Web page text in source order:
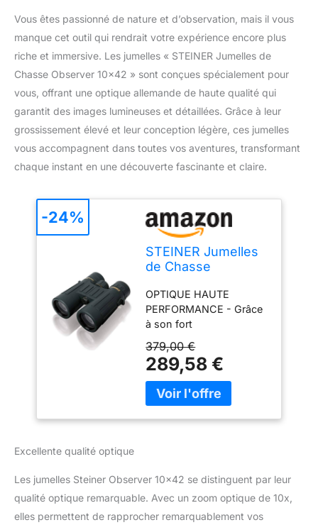
Vous êtes passionné de nature et d’observation, mais il vous
manque cet outil qui rendrait votre expérience encore plus
riche et immersive. Les jumelles « STEINER Jumelles de
Chasse Observer 10×42 » sont conçues spécialement pour
vous, offrant une optique allemande de haute qualité qui
garantit des images lumineuses et détaillées. Grâce à leur
grossissement élevé et leur conception légère, ces jumelles
vous accompagnent dans toutes vos aventures, transformant
chaque instant en une découverte fascinante et claire.
STEINER Jumelles
de Chasse
Optique de qualité
Allemande, Images
Lumineuses et
détaillées,
grossissement
élevé, Conception
de Bord de Toit
légère
OPTIQUE HAUTE
PERFORMANCE - Grâce
à son fort
l'Observer 10x42 permet
des observations
détaillées avec des
images lumineuses et à
mise au point minimale et
continue sur la molette
centrale pour une netteté
rapide et absolue du
379,00 €
289,58 €
-24%
Excellente qualité optique
Les jumelles Steiner Observer 10×42 se distinguent par leur
qualité optique remarquable. Avec un zoom optique de 10x,
elles permettent de rapprocher remarquablement vos